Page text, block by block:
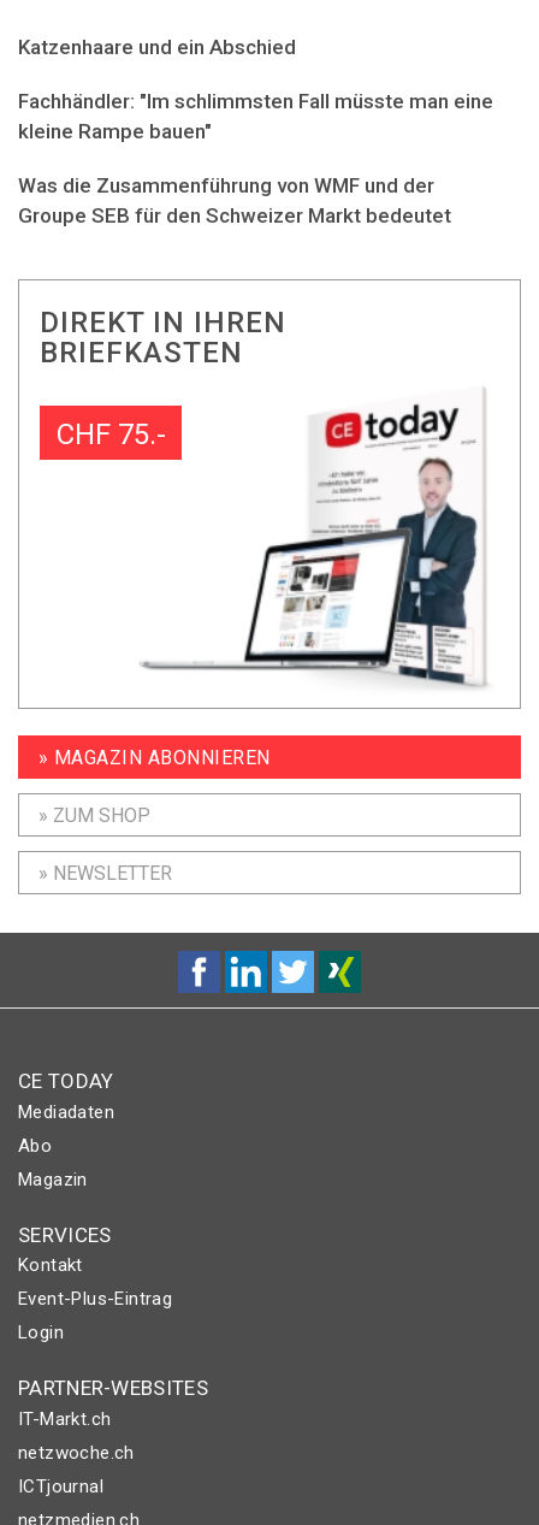
Katzenhaare und ein Abschied
Fachhändler: "Im schlimmsten Fall müsste man eine
kleine Rampe bauen"
Was die Zusammenführung von WMF und der
Groupe SEB für den Schweizer Markt bedeutet
DIREKT IN IHREN
BRIEFKASTEN
CHF 75.-
» MAGAZIN ABONNIEREN
» ZUM SHOP
» NEWSLETTER
CE TODAY
Mediadaten
Abo
Magazin
SERVICES
Kontakt
Event-Plus-Eintrag
Login
PARTNER-WEBSITES
IT-Markt.ch
netzwoche.ch
ICTjournal
netzmedien.ch